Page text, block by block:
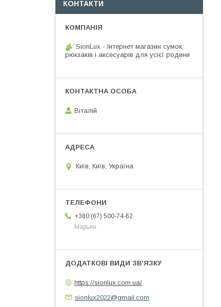
КОНТАКТИ
SionLux - Інтернет магазин сумок,
рюкзаків і аксесуарів для усієї родини
Віталій
Київ, Київ, Україна
+380 (67) 500-74-62
Марьян
https://sionlux.com.ua/
sionlux2022@gmail.com